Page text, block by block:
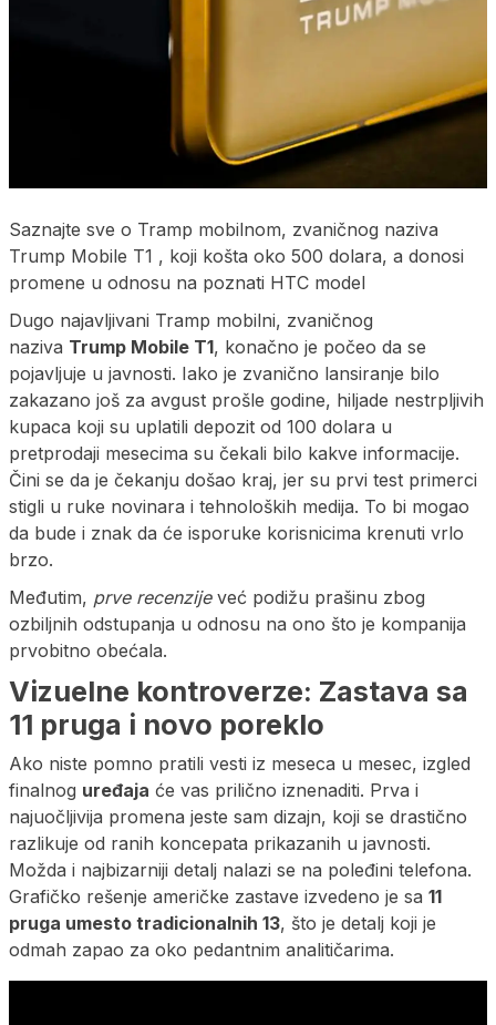
Saznajte sve o Tramp mobilnom, zvaničnog naziva
Trump Mobile T1 , koji košta oko 500 dolara, a donosi
promene u odnosu na poznati HTC model
Dugo najavljivani Tramp mobilni, zvaničnog
naziva Trump Mobile T1, konačno je počeo da se
pojavljuje u javnosti. Iako je zvanično lansiranje bilo
zakazano još za avgust prošle godine, hiljade nestrpljivih
kupaca koji su uplatili depozit od 100 dolara u
pretprodaji mesecima su čekali bilo kakve informacije.
Čini se da je čekanju došao kraj, jer su prvi test primerci
stigli u ruke novinara i tehnoloških medija. To bi mogao
da bude i znak da će isporuke korisnicima krenuti vrlo
brzo.
Međutim, prve recenzijeveć podižu prašinu zbog
ozbiljnih odstupanja u odnosu na ono što je kompanija
prvobitno obećala.
Vizuelne kontroverze: Zastava sa
11 pruga i novo poreklo
Ako niste pomno pratili vesti iz meseca u mesec, izgled
finalnog uređaja će vas prilično iznenaditi. Prva i
najuočljivija promena jeste sam dizajn, koji se drastično
razlikuje od ranih koncepata prikazanih u javnosti.
Možda i najbizarniji detalj nalazi se na poleđini telefona.
Grafičko rešenje američke zastave izvedeno je sa 11
pruga umesto tradicionalnih 13, što je detalj koji je
odmah zapao za oko pedantnim analitičarima.